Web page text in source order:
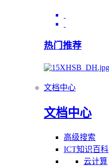
热门推荐
文档中心
文档中心
高级搜索
ICT知识百科
云计算